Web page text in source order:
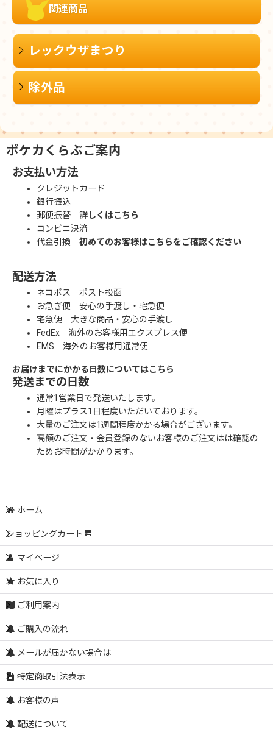
関連商品
レックウザまつり
除外品
ポケカくらぶご案内
お支払い方法
クレジットカード
銀行振込
郵便振替 詳しくはこちら
コンビニ決済
代金引換 初めてのお客様はこちらをご確認ください
配送方法
ネコポス ポスト投函
お急ぎ便 安心の手渡し・宅急便
宅急便 大きな商品・安心の手渡し
FedEx 海外のお客様用エクスプレス便
EMS 海外のお客様用通常便
お届けまでにかかる日数についてはこちら
発送までの日数
通常1営業日で発送いたします。
月曜はプラス1日程度いただいております。
大量のご注文は1週間程度かかる場合がございます。
高額のご注文・会員登録のないお客様のご注文はは確認の
ためお時間がかかります。
ホーム
ショッピングカート
マイページ
お気に入り
ご利用案内
ご購入の流れ
メールが届かない場合は
特定商取引法表示
お客様の声
配送について